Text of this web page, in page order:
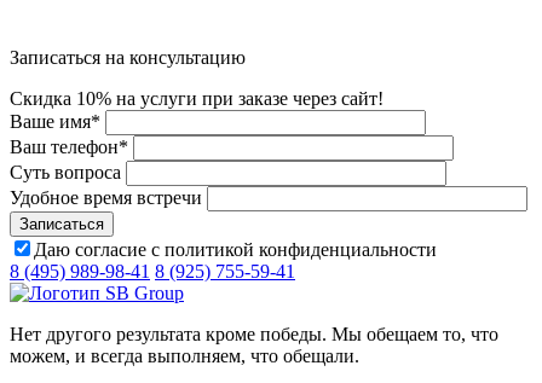
Записаться на консультацию
Скидка 10% на услуги при заказе через сайт!
Ваше имя*
Ваш телефон*
Суть вопроса
Удобное время встречи
Даю согласие с политикой конфиденциальности
8 (495) 989-98-41 8 (925) 755-59-41
Нет другого результата кроме победы. Мы обещаем то, что
можем, и всегда выполняем, что обещали.